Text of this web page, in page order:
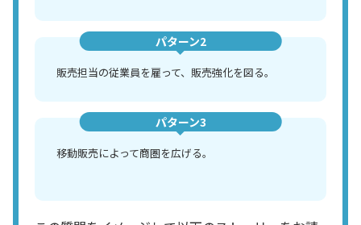
パターン2
販売担当の従業員を雇って、販売強化を図る。
パターン3
移動販売によって商圏を広げる。